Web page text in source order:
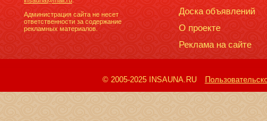
Администрация сайта не несет
ответственности за содержание
рекламных материалов.
Доска объявлений
О проекте
Реклама на сайте
© 2005-2025 INSAUNA.RU